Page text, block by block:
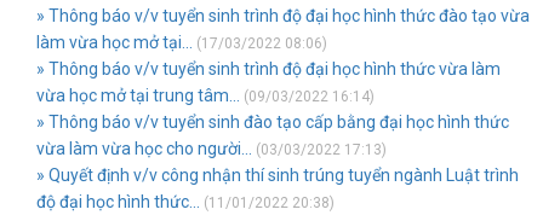
» Thông báo v/v tuyển sinh trình độ đại học hình thức đào tạo vừa
làm vừa học mở tại...
(17/03/2022 08:06)
» Thông báo v/v tuyển sinh trình độ đại học hình thức vừa làm
vừa học mở tại trung tâm...
(09/03/2022 16:14)
» Thông báo v/v tuyển sinh đào tạo cấp bằng đại học hình thức
vừa làm vừa học cho người...
(03/03/2022 17:13)
» Quyết định v/v công nhận thí sinh trúng tuyển ngành Luật trình
độ đại học hình thức...
(11/01/2022 20:38)